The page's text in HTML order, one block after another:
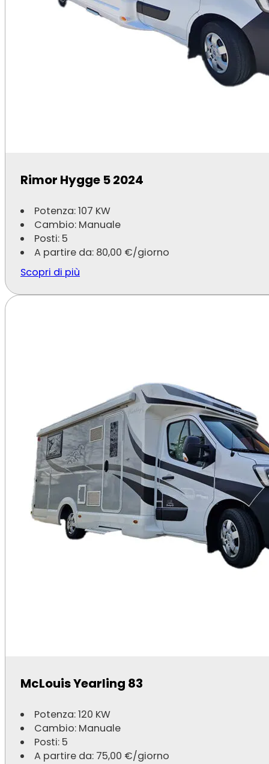
Rimor Hygge 5 2024
Potenza: 107 KW
Cambio: Manuale
Posti: 5
A partire da: 80,00 €/giorno
Scopri di più
McLouis Yearling 83
Potenza: 120 KW
Cambio: Manuale
Posti: 5
A partire da: 75,00 €/giorno